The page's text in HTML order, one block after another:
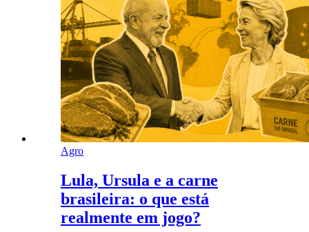
Agro
Lula, Ursula e a carne
brasileira: o que está
realmente em jogo?